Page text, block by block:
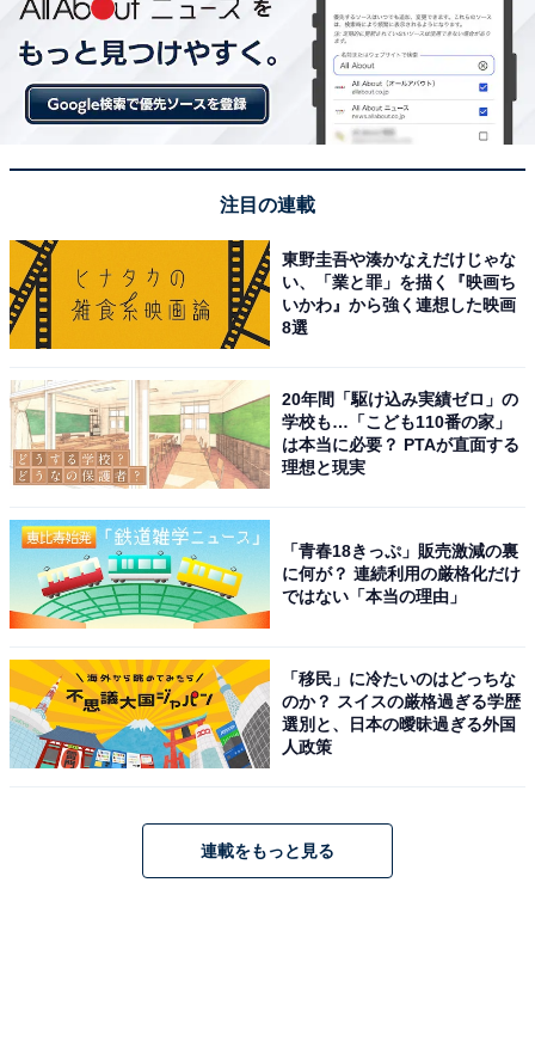
注目の連載
東野圭吾や湊かなえだけじゃな
い、「業と罪」を描く『映画ち
いかわ』から強く連想した映画
8選
20年間「駆け込み実績ゼロ」の
学校も…「こども110番の家」
は本当に必要？ PTAが直面する
理想と現実
「青春18きっぷ」販売激減の裏
に何が？ 連続利用の厳格化だけ
ではない「本当の理由」
「移民」に冷たいのはどっちな
のか？ スイスの厳格過ぎる学歴
選別と、日本の曖昧過ぎる外国
人政策
連載をもっと見る